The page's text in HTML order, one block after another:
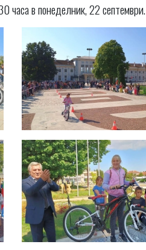
часа в понеделник, 22 септември.